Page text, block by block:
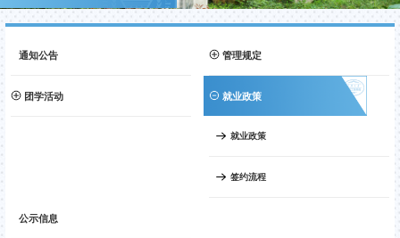
通知公告 管理规定
团学活动 就业政策
就业政策
签约流程
公示信息